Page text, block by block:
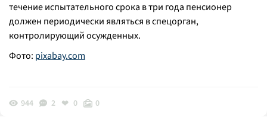
течение испытательного срока в три года пенсионер
должен периодически являться в спецорган,
контролирующий осужденных.
Фото: pixabay.com
944 2 0 0